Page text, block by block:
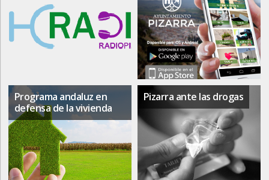
Programa andaluz en
defensa de la vivienda
Pizarra ante las drogas